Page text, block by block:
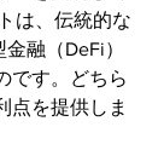
は、伝統的な
融（DeFi）
です。どちら
点を提供しま